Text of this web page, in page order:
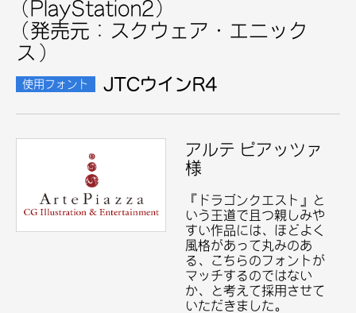
(PlayStation2)
(発売元：スクウェア・エニック
ス）
使用フォント JTCウインR4
アルテ ピアッツァ
様
『ドラゴンクエスト』と
いう王道で且つ親しみや
すい作品には、ほどよく
風格があって丸みのあ
る、こちらのフォントが
マッチするのではない
か、と考えて採用させて
いただきました。